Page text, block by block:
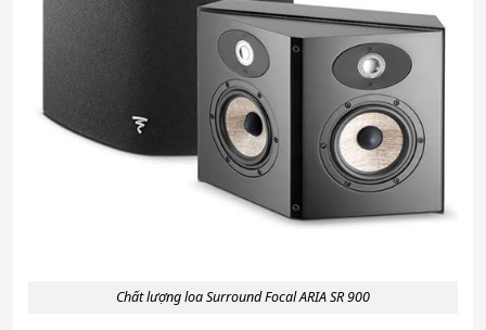
Chất lượng loa Surround Focal ARIA SR 900